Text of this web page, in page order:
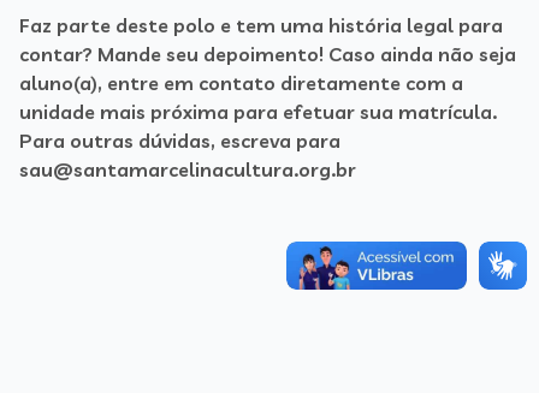
Faz parte deste polo e tem uma história legal para
contar? Mande seu depoimento! Caso ainda não seja
aluno(a), entre em contato diretamente com a
unidade mais próxima para efetuar sua matrícula.
Para outras dúvidas, escreva para
sau@santamarcelinacultura.org.br